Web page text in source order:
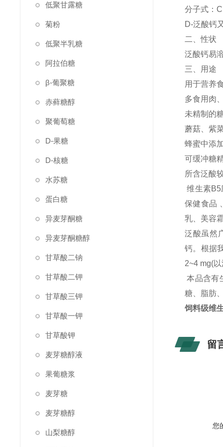
低聚甘露糖
菊粉
低聚半乳糖
阿拉伯糖
β-葡聚糖
赤藓糖醇
聚葡萄糖
D-果糖
D-核糖
水苏糖
蛋白糖
异麦芽酮糖
异麦芽酮糖醇
甘草酸二钠
甘草酸二钾
甘草酸三钾
甘草酸一钾
甘草酸钾
麦芽糖醇液
果葡糖浆
麦芽糖
麦芽糖醇
山梨糖醇
分子式：
D-泛酸钙
二、性状
泛酸钙易
三、用途
用于营养
多食用肉
未精制的
蘑菇、紫
蜂蜜中添
可缓冲糖
所含泛酸
维生素
保健食品
乳、美容
泛酸虽然
钙。根据
2~4 mg(
本品含有
糖、脂肪
饲料级维
留
您